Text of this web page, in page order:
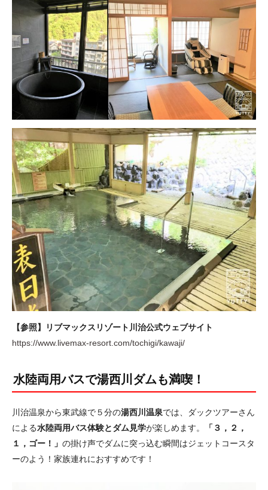
【参照】リブマックスリゾート川治公式ウェブサイト
https://www.livemax-resort.com/tochigi/kawaji/
水陸両用バスで湯西川ダムも満喫！
川治温泉から東武線で５分の湯西川温泉では、ダックツアーさん
による水陸両用バス体験とダム見学が楽しめます。
「３，２，
１，ゴー！」 の掛け声でダムに突っ込む瞬間はジェットコースタ
ーのよう！家族連れにおすすめです！